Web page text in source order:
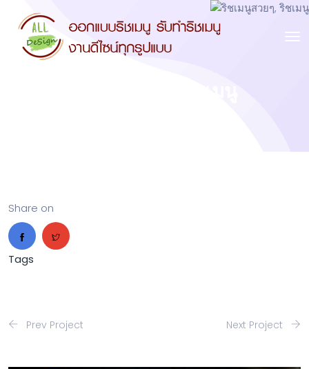
ริชเมนูสวยๆ, ริชเมนู
Share on
Tags
Prev Project Next Project